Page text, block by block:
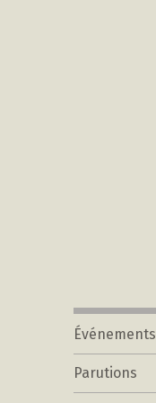
Événements
Parutions